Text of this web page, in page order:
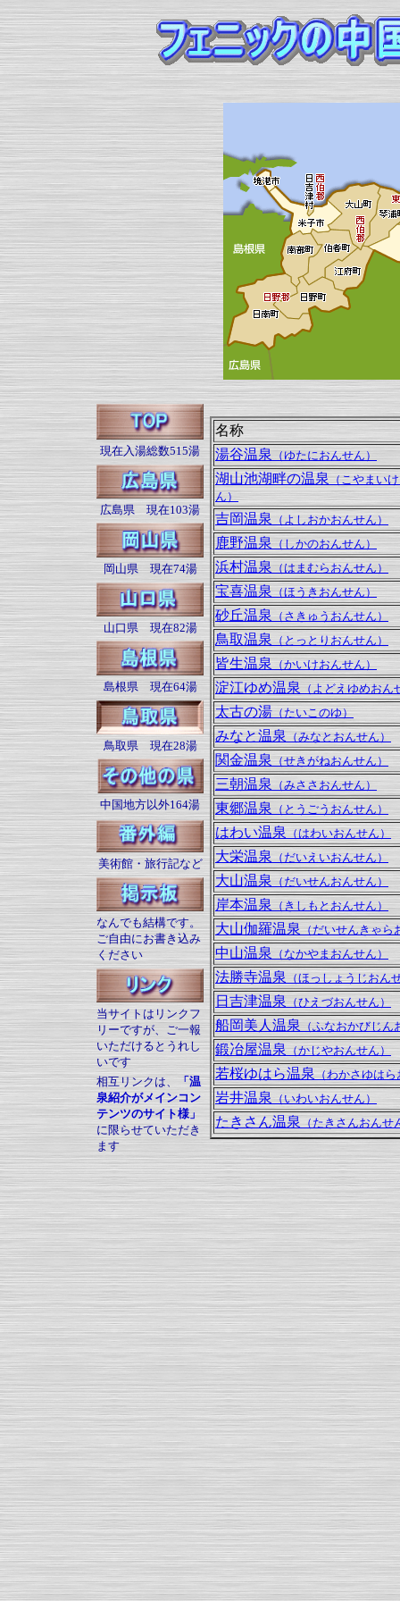
現在入湯総数515湯
広島県 現在103湯
岡山県 現在74湯
山口県 現在82湯
島根県 現在64湯
鳥取県 現在28湯
中国地方以外164湯
美術館・旅行記など
なんでも結構です。
ご自由にお書き込み
ください
当サイトはリンクフ
リーですが、ご一報
いただけるとうれし
いです
相互リンクは、
「温
泉紹介がメインコン
テンツのサイト様」
に限らせていただき
ます
名称
湯谷温泉（ゆたにおんせん）
湖山池湖畔の温泉（こやまい
ん）
吉岡温泉 （よしおかおんせん）
鹿野温泉（しかのおんせん）
浜村温泉 （はまむらおんせん）
宝喜温泉（ほうきおんせん）
砂丘温泉 （さきゅうおんせん）
鳥取温泉 （とっとりおんせん）
皆生温泉 （かいけおんせん）
淀江ゆめ温泉 （よどえゆめおん
太古の湯（たいこのゆ）
みなと温泉 （みなとおんせん）
関金温泉 （せきがねおんせん）
三朝温泉 （みささおんせん）
東郷温泉 （とうごうおんせん）
はわい温泉 （はわいおんせん）
大栄温泉 （だいえいおんせん）
大山温泉 （だいせんおんせん）
岸本温泉（きしもとおんせん）
大山伽羅温泉（だいせんきゃら
中山温泉（なかやまおんせん）
法勝寺温泉 （ほっしょうじおん
日吉津温泉（ひえづおんせん）
船岡美人温泉 （ふなおかびじん
鍛冶屋温泉（かじやおんせん）
若桜ゆはら温泉（わかさゆはら
岩井温泉 （いわいおんせん）
たきさん温泉 （たきさんおんせ